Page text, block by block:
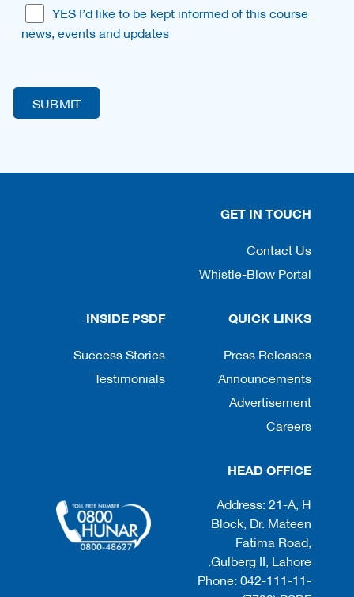
YES I’d like to be kept informed of this course
news, events and updates
HEAD OFFICE
Address: 21-A, H
Block, Dr. Mateen
Fatima Road,
Gulberg II, Lahore.
Phone: 042-111-11-
QUICK LINKS
Press Releases
Announcements
Advertisement
Careers
INSIDE PSDF
Success Stories
Testimonials
GET IN TOUCH
Contact Us
Whistle-Blow Portal